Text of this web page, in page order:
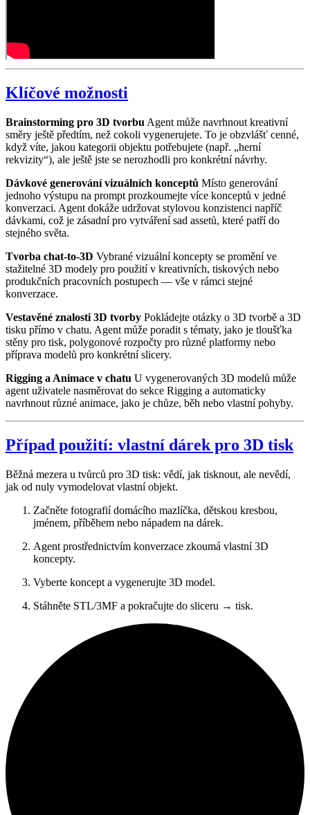
Klíčové možnosti
Brainstorming pro 3D tvorbu Agent může navrhnout kreativní
směry ještě předtím, než cokoli vygenerujete. To je obzvlášť cenné,
když víte, jakou kategorii objektu potřebujete (např. „herní
rekvizity“), ale ještě jste se nerozhodli pro konkrétní návrhy.
Dávkové generování vizuálních konceptů Místo generování
jednoho výstupu na prompt prozkoumejte více konceptů v jedné
konverzaci. Agent dokáže udržovat stylovou konzistenci napříč
dávkami, což je zásadní pro vytváření sad assetů, které patří do
stejného světa.
Tvorba chat-to-3D Vybrané vizuální koncepty se promění ve
stažitelné 3D modely pro použití v kreativních, tiskových nebo
produkčních pracovních postupech — vše v rámci stejné
konverzace.
Vestavěné znalosti 3D tvorby Pokládejte otázky o 3D tvorbě a 3D
tisku přímo v chatu. Agent může poradit s tématy, jako je tloušťka
stěny pro tisk, polygonové rozpočty pro různé platformy nebo
příprava modelů pro konkrétní slicery.
Rigging a Animace v chatu U vygenerovaných 3D modelů může
agent uživatele nasměrovat do sekce Rigging a automaticky
navrhnout různé animace, jako je chůze, běh nebo vlastní pohyby.
Případ použití: vlastní dárek pro 3D tisk
Běžná mezera u tvůrců pro 3D tisk: vědí, jak tisknout, ale nevědí,
jak od nuly vymodelovat vlastní objekt.
Začněte fotografií domácího mazlíčka, dětskou kresbou,
jménem, příběhem nebo nápadem na dárek.
Agent prostřednictvím konverzace zkoumá vlastní 3D
koncepty.
Vyberte koncept a vygenerujte 3D model.
Stáhněte STL/3MF a pokračujte do sliceru → tisk.